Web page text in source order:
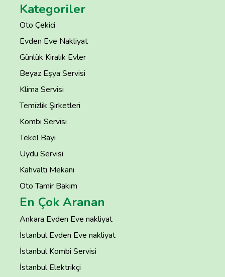
Kategoriler
Oto Çekici
Evden Eve Nakliyat
Günlük Kiralık Evler
Beyaz Eşya Servisi
Klima Servisi
Temizlik Şirketleri
Kombi Servisi
Tekel Bayi
Uydu Servisi
Kahvaltı Mekanı
Oto Tamir Bakım
En Çok Aranan
Ankara Evden Eve nakliyat
İstanbul Evden Eve nakliyat
İstanbul Kombi Servisi
İstanbul Elektrikçi